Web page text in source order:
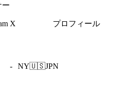
ー
X プロフィール
- NY🇺🇸JPN